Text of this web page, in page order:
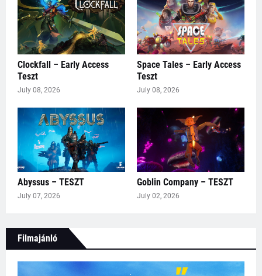
Clockfall – Early Access
Teszt
July 08, 2026
Space Tales – Early Access
Teszt
July 08, 2026
Abyssus – TESZT
July 07, 2026
Goblin Company – TESZT
July 02, 2026
Filmajánló